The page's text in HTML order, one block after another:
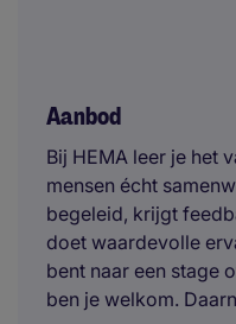
Aanbod
Bij HEMA leer je het
mensen écht
begeleid, krijgt
doet waardevolle
bent naar een stage
ben je welkom.